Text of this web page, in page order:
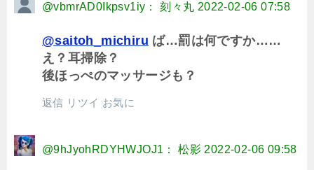
@vbmrAD0Ikpsv1iy： 刻々丸 2022-02-06 07:58
@saitoh_michiru ば…罰は何ですか……
え？耳掃除？
後ほっぺのマッサージも？
返信 リツイ お気に
@9hJyohRDYHWJOJ1： 松影 2022-02-06 09:58